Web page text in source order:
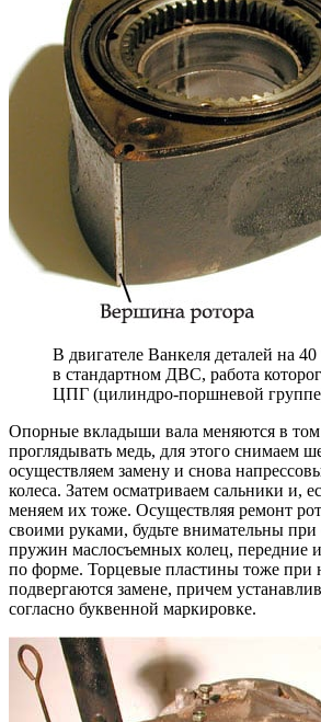
В двигателе Ванкеля деталей на
в стандартном ДВС, работа
ЦПГ (цилиндро-поршневой
Опорные вкладыши вала меняются в том
проглядывать медь, для этого снимаем
осуществляем замену и снова
колеса. Затем осматриваем сальники и,
меняем их тоже. Осуществляя ремонт
своими руками, будьте внимательны при
пружин маслосъемных колец, передние
по форме. Торцевые пластины тоже при
подвергаются замене, причем
согласно буквенной маркировке.